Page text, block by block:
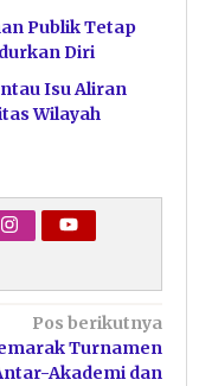
Publik Tetap
Diri
Isu Aliran
Wilayah
Pos berikutnya
Turnamen
Akademi dan